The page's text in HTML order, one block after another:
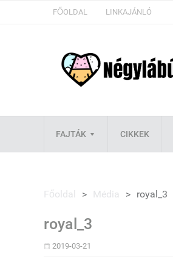
FŐOLDAL LINKAJÁNLÓ
FAJTÁK CIKKEK
Főoldal > Média > royal_3
royal_3
2019-03-21